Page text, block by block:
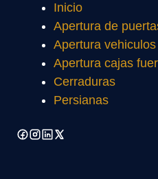
Inicio
Apertura de
Apertura vehiculos
Apertura cajas
Cerraduras
Persianas